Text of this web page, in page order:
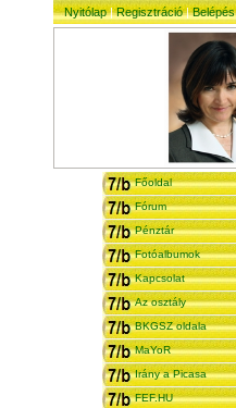
Nyitólap|Regisztráció|Belépés
Főoldal
Fórum
Pénztár
Fotóalbumok
Kapcsolat
Az osztály
BKGSZ oldala
MaYoR
Irány a Picasa
FEF.HU